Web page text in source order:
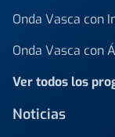
Onda Vasca con
Onda Vasca con
Ver todos los
Noticias